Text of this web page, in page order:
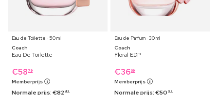
Eau de Toilette ⋅ 50 ml
Coach
Eau De Toilette
€58 79
Memberprijs
Normale prijs:€82 49
Eau de Parfum ⋅ 30 ml
Coach
Floral EDP
€3669
Memberprijs
Normale prijs:€50 99